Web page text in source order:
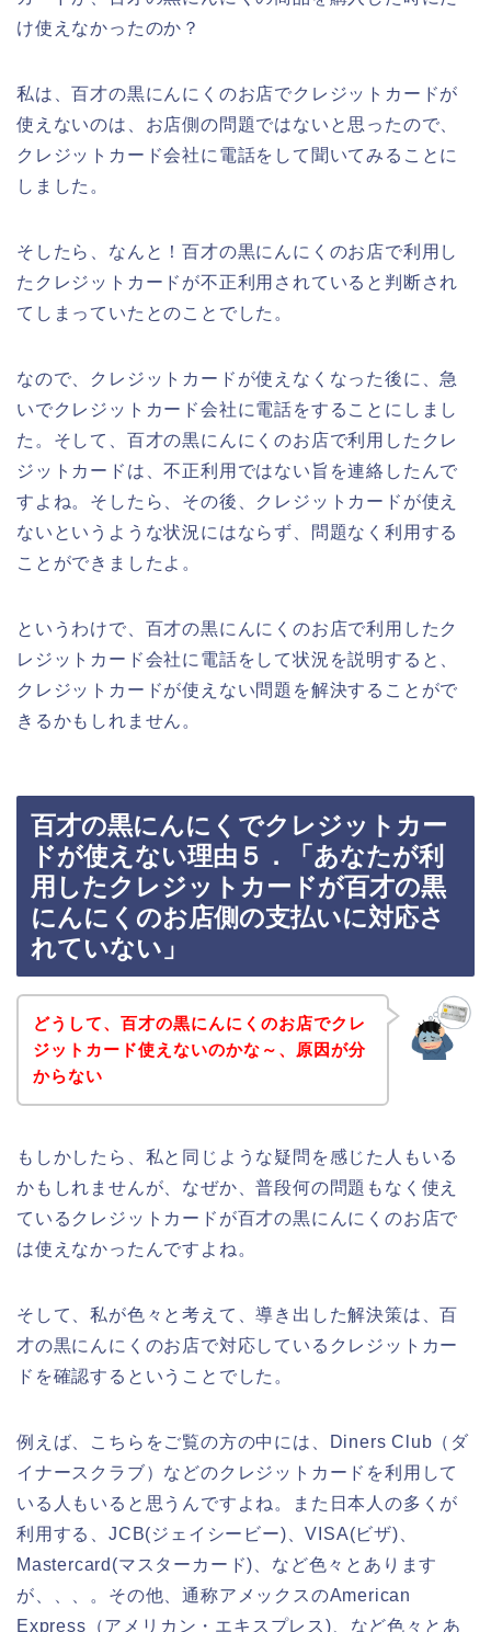
け使えなかったのか？
私は、百才の黒にんにくのお店でクレジットカードが
使えないのは、お店側の問題ではないと思ったので、
クレジットカード会社に電話をして聞いてみることに
しました。
そしたら、なんと！百才の黒にんにくのお店で利用し
たクレジットカードが不正利用されていると判断され
てしまっていたとのことでした。
なので、クレジットカードが使えなくなった後に、急
いでクレジットカード会社に電話をすることにしまし
た。そして、百才の黒にんにくのお店で利用したクレ
ジットカードは、不正利用ではない旨を連絡したんで
すよね。そしたら、その後、クレジットカードが使え
ないというような状況にはならず、問題なく利用する
ことができましたよ。
というわけで、百才の黒にんにくのお店で利用したク
レジットカード会社に電話をして状況を説明すると、
クレジットカードが使えない問題を解決することがで
きるかもしれません。
百才の黒にんにくでクレジットカー
ドが使えない理由５．「あなたが利
用したクレジットカードが百才の黒
にんにくのお店側の支払いに対応さ
れていない」
どうして、百才の黒にんにくのお店でクレ
ジットカード使えないのかな～、原因が分
からない
もしかしたら、私と同じような疑問を感じた人もいる
かもしれませんが、なぜか、普段何の問題もなく使え
ているクレジットカードが百才の黒にんにくのお店で
は使えなかったんですよね。
そして、私が色々と考えて、導き出した解決策は、百
才の黒にんにくのお店で対応しているクレジットカー
ドを確認するということでした。
例えば、こちらをご覧の方の中には、Diners Club（ダ
イナースクラブ）などのクレジットカードを利用して
いる人もいると思うんですよね。また日本人の多くが
利用する、JCB(ジェイシービー)、VISA(ビザ)、
Mastercard(マスターカード)、など色々とあります
が、、、。その他、通称アメックスのAmerican
Express（アメリカン・エキスプレス)、など色々とあ